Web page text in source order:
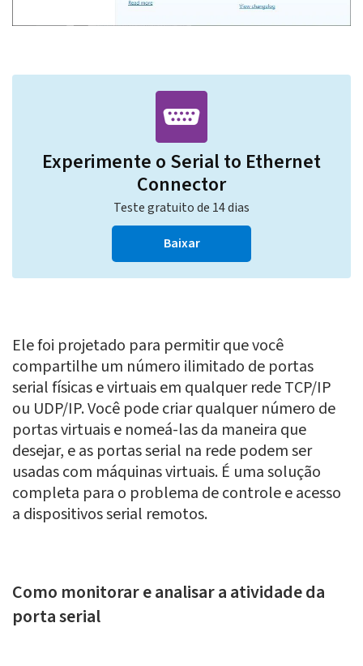
Experimente o Serial to Ethernet
Connector
Teste gratuito de 14 dias
Baixar
Ele foi projetado para permitir que você
compartilhe um número ilimitado de portas
serial físicas e virtuais em qualquer rede TCP/IP
ou UDP/IP. Você pode criar qualquer número de
portas virtuais e nomeá-las da maneira que
desejar, e as portas serial na rede podem ser
usadas com máquinas virtuais. É uma solução
completa para o problema de controle e acesso
a dispositivos serial remotos.
Como monitorar e analisar a atividade da
porta serial